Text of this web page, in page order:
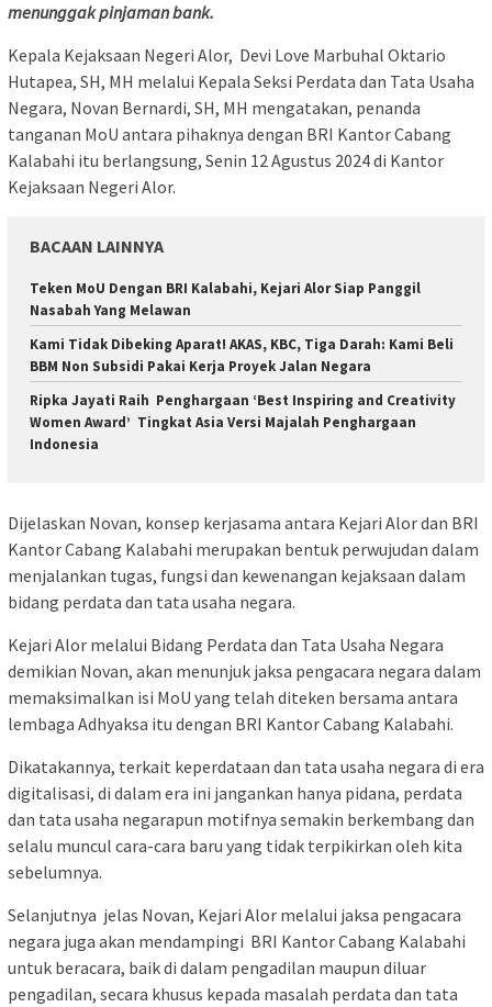
menunggak pinjaman bank.
Kepala Kejaksaan Negeri Alor, Devi Love Marbuhal Oktario
Hutapea, SH, MH melalui Kepala Seksi Perdata dan Tata Usaha
Negara, Novan Bernardi, SH, MH mengatakan, penanda
tanganan MoU antara pihaknya dengan BRI Kantor Cabang
Kalabahi itu berlangsung, Senin 12 Agustus 2024 di Kantor
Kejaksaan Negeri Alor.
BACAAN LAINNYA
Teken MoU Dengan BRI Kalabahi, Kejari Alor Siap Panggil
Nasabah Yang Melawan
Kami Tidak Dibeking Aparat! AKAS, KBC, Tiga Darah: Kami Beli
BBM Non Subsidi Pakai Kerja Proyek Jalan Negara
Ripka Jayati Raih Penghargaan ‘Best Inspiring and Creativity
Women Award’ Tingkat Asia Versi Majalah Penghargaan
Indonesia
Dijelaskan Novan, konsep kerjasama antara Kejari Alor dan BRI
Kantor Cabang Kalabahi merupakan bentuk perwujudan dalam
menjalankan tugas, fungsi dan kewenangan kejaksaan dalam
bidang perdata dan tata usaha negara.
Kejari Alor melalui Bidang Perdata dan Tata Usaha Negara
demikian Novan, akan menunjuk jaksa pengacara negara dalam
memaksimalkan isi MoU yang telah diteken bersama antara
lembaga Adhyaksa itu dengan BRI Kantor Cabang Kalabahi.
Dikatakannya, terkait keperdataan dan tata usaha negara di era
digitalisasi, di dalam era ini jangankan hanya pidana, perdata
dan tata usaha negarapun motifnya semakin berkembang dan
selalu muncul cara-cara baru yang tidak terpikirkan oleh kita
sebelumnya.
Selanjutnya jelas Novan, Kejari Alor melalui jaksa pengacara
negara juga akan mendampingi BRI Kantor Cabang Kalabahi
untuk beracara, baik di dalam pengadilan maupun diluar
pengadilan, secara khusus kepada masalah perdata dan tata